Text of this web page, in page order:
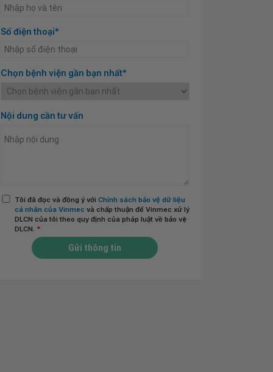
Số điện thoại*
Chọn bệnh viện gần bạn nhất*
Nội dung cần tư vấn
Tôi đã đọc và đồng ý với Chính sách bảo vệ dữ liệu
cá nhân của Vinmec và chấp thuận để Vinmec xử lý
DLCN của tôi theo quy định của pháp luật về bảo vệ
DLCN. *
Gửi thông tin